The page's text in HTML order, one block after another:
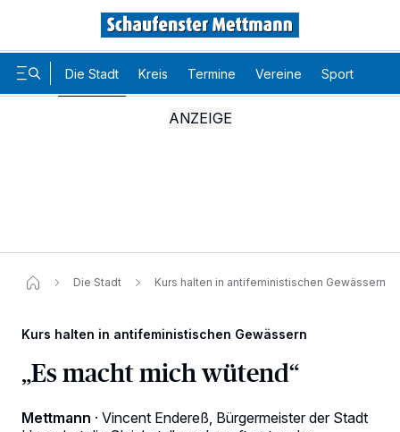
Die Stadt Kreis Termine Vereine Sport
Die Stadt Kurs halten in antifeministischen Gewässern
Kurs halten in antifeministischen Gewässern
„Es macht mich wütend“
Mettmann · Vincent Endereß, Bürgermeister der Stadt